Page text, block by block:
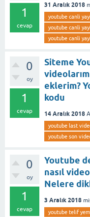
1
cevap
31 Aralık 2018
youtube canli
youtube canli
youtube canli
0
oy
1
cevap
Siteme
eklerim?
kodu
14 Aralık 2018
youtube last
youtube son
0
oy
1
cevap
Youtube
nasıl
Nelere
3 Aralık 2018
youtube telif